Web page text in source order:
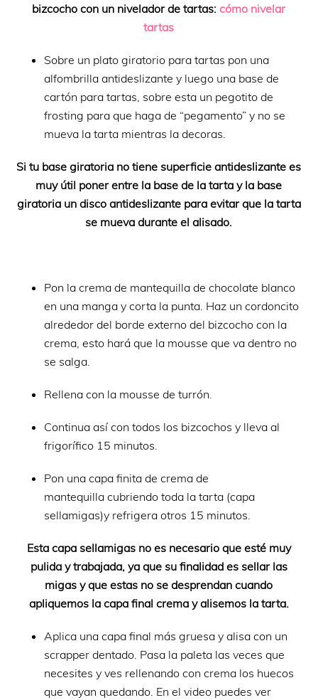
bizcocho con un nivelador de tartas:cómo nivelar
tartas
Sobre un plato giratorio para tartas pon una
alfombrilla antideslizante y luego una base de
cartón para tartas, sobre esta un pegotito de
frosting para que haga de “pegamento” y no se
mueva la tarta mientras la decoras.
Si tu base giratoria no tiene superficie antideslizante es
muy útil poner entre la base de la tarta y la base
giratoria un disco antideslizante para evitar que la tarta
se mueva durante el alisado.
Pon la crema de mantequilla de chocolate blanco
en una manga y corta la punta. Haz un cordoncito
alrededor del borde externo del bizcocho con la
crema, esto hará que la mousse que va dentro no
se salga.
Rellena con la mousse de turrón.
Continua así con todos los bizcochos y lleva al
frigorífico 15 minutos.
Pon una capa finita de crema de
mantequilla cubriendo toda la tarta (capa
sellamigas)y refrigera otros 15 minutos.
Esta capa sellamigas no es necesario que esté muy
pulida y trabajada, ya que su finalidad es sellar las
migas y que estas no se desprendan cuando
apliquemos la capa final crema y alisemos la tarta.
Aplica una capa final más gruesa y alisa con un
scrapper dentado. Pasa la paleta las veces que
necesites y ves rellenando con crema los huecos
que vayan quedando. En el video puedes ver